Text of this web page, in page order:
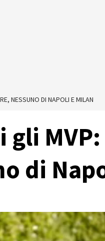
NESSUNO DI NAPOLI E MILAN
gli
di